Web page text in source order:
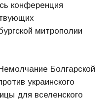
конференция
митрополии
Болгарской
украинского
для вселенского